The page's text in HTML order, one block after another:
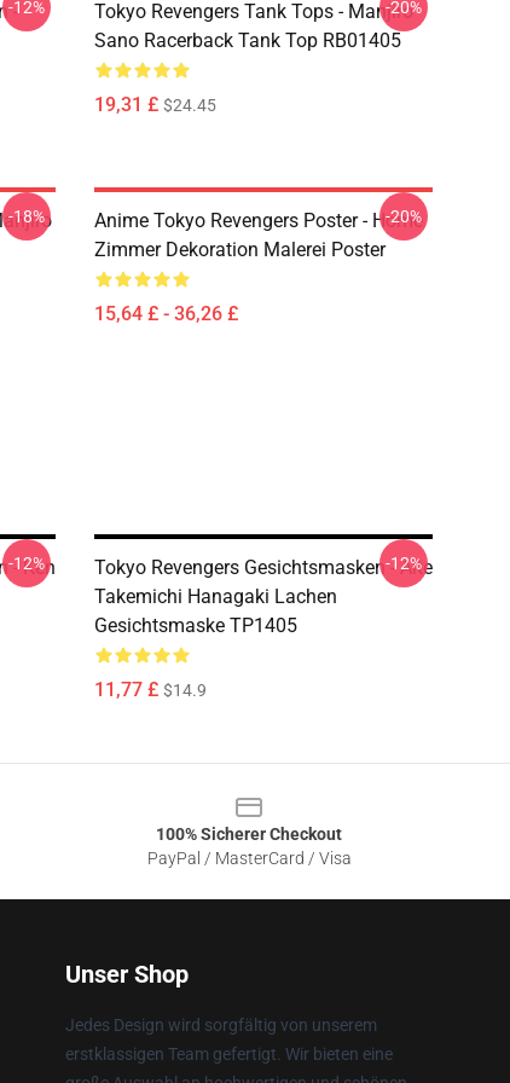
-
-12%
Tokyo Revengers Tank Tops - Manjiro
Sano Racerback Tank Top RB01405
19,31 £ $24.45
-20%
-18%
Anime Tokyo Revengers Poster - Home
Zimmer Dekoration Malerei Poster
15,64 £ - 36,26 £
-20%
- Ken
-12%
Tokyo Revengers Gesichtsmasken - Alte
Takemichi Hanagaki Lachen
Gesichtsmaske TP1405
11,77 £ $14.9
-12%
100% Sicherer Checkout
PayPal / MasterCard / Visa
Unser Shop
Jedes Design wird sorgfältig von unserem
erstklassigen Team gefertigt. Wir bieten eine